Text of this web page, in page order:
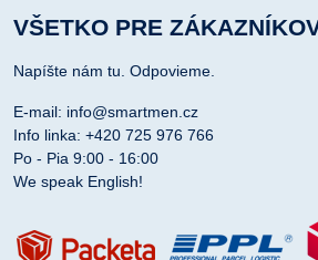
VŠETKO PRE
Napíšte nám tu. Odpovieme.
E-mail: info@smartmen.cz
Info linka: +420 725 976 766
Po - Pia 9:00 - 16:00
We speak English!